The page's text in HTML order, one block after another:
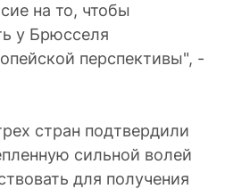
на то, чтобы
у Брюсселя
перспективы", -
стран подтвердили
сильной волей
для получения